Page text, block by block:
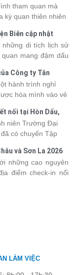
tham quan mà
kỳ quan thiên nhiên
lựa chọn. Bài viết
Hạ Long mới nhất
và tìm được hành
Biên cập nhật
những di tích lịch sử
mang đậm dấu
sẽ giúp bạn chủ
Travel tham
Điện Biênmới nhất
Công ty Tân
hành trình nghỉ
hòa mình vào vẻ
nhớ. Hãy cùng
trải nghiệm khó
nối tại Hòn Dấu,
niên Trường Đại
có chuyến Tập
công tác,
giao lưu sôi nổi,
niệm đáng nhớ.
và Sơn La 2026
những cao nguyên
điểm check-in nổi
LÀM VIỆC